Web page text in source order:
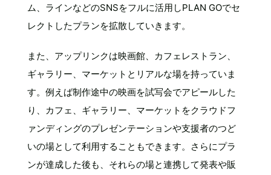
ム、ラインなどのSNSをフルに活用しPLAN GOでセ
レクトしたプランを拡散していきます。
また、アップリンクは映画館、カフェレストラン、
ギャラリー、マーケットとリアルな場を持っていま
す。例えば制作途中の映画を試写会でアピールした
り、カフェ、ギャラリー、マーケットをクラウドフ
ァンディングのプレゼンテーションや支援者のつど
いの場として利用することもできます。さらにプラ
ンが達成した後も、それらの場と連携して発表や販